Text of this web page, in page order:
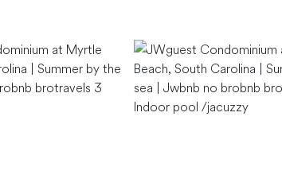
Indoor pool /jacuzzy